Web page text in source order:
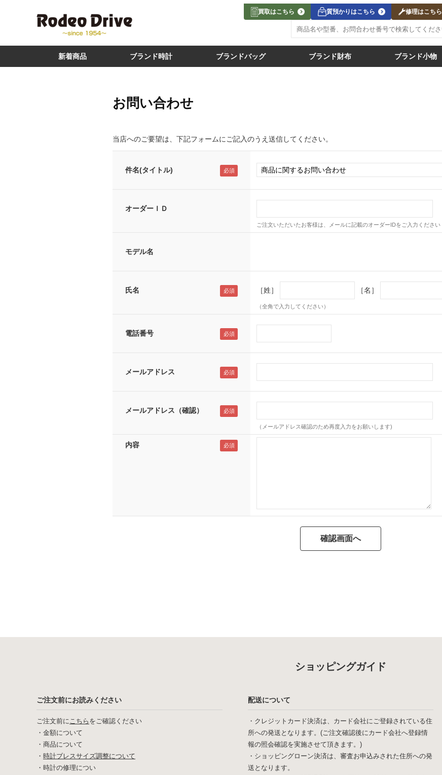
買取はこちら 質預かりはこちら 修理はこちら
新着商品 ブランド時計 ブランドバッグ ブランド財布 ブランド小物
お問い合わせ
当店へのご要望は、下記フォームにご記入のうえ送信してください。
件名(タイトル)
オーダーＩＤ
ご注文いただいたお客様は、メールに記載のオーダーIDをご入力ください
モデル名
氏名 ［姓］ ［名］
（全角で入力してください）
電話番号
メールアドレス
メールアドレス（確認）
（メールアドレス確認のため再度入力をお願いします)
内容
ショッピングガイド
ご注文前にお読みください
ご注文前にこちら をご確認ください
・ 金額について
・ 商品について
・ 時計ブレスサイズ調整について
・ 時計の修理につい
配送について
・クレジットカード決済は、カード会社にご登録されている住
所への発送となります。(ご注文確認後にカード会社へ登録情
報の照会確認を実施させて頂きます。)
・ショッピングローン決済は、審査お申込みされた住所への発
送となります。